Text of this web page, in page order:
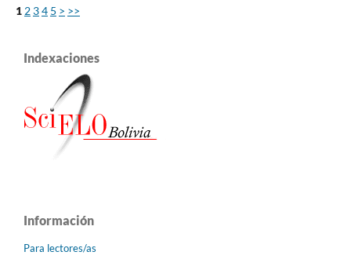
1 2 34 5 > >>
Indexaciones
Información
Para lectores/as